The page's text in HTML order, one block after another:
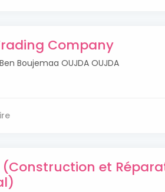
Company
Boujemaa OUJDA OUJDA
et